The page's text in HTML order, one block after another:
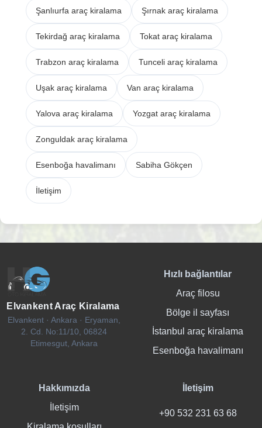
Şanlıurfa araç kiralama Şırnak araç kiralama
Tekirdağ araç kiralama Tokat araç kiralama
Trabzon araç kiralama Tunceli araç kiralama
Uşak araç kiralama Van araç kiralama
Yalova araç kiralama Yozgat araç kiralama
Zonguldak araç kiralama
Esenboğa havalimanı Sabiha Gökçen
İletişim
Elvankent Araç Kiralama
Elvankent · Ankara · Eryaman,
2. Cd. No:11/10, 06824
Etimesgut, Ankara
Hızlı bağlantılar
Araç filosu
Bölge il sayfası
İstanbul araç kiralama
Esenboğa havalimanı
Hakkımızda
İletişim
İletişim
+90 532 231 63 68